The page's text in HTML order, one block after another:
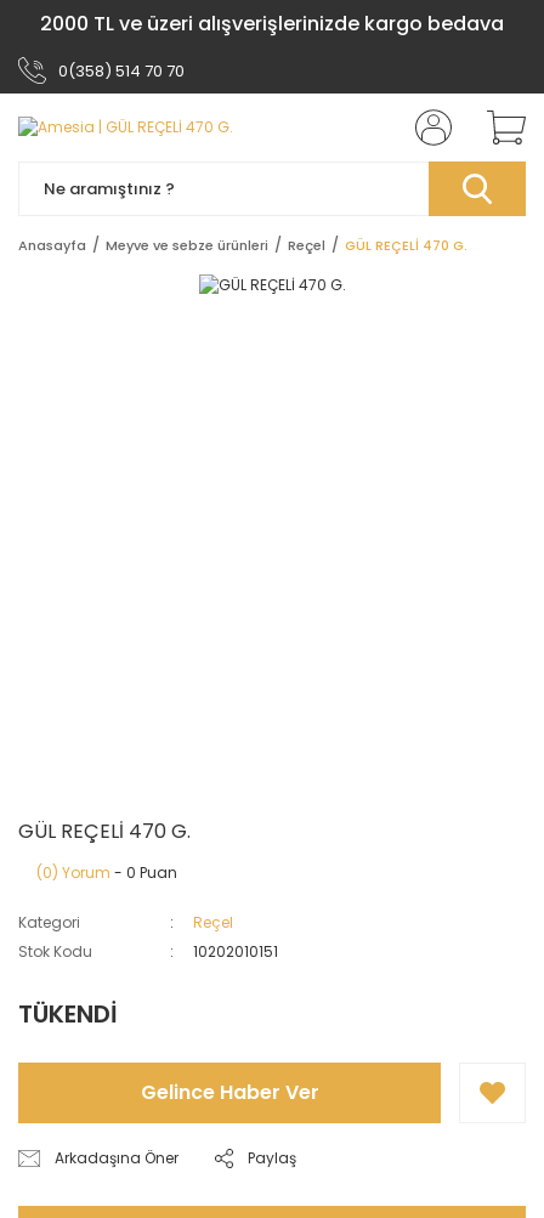
2000 TL ve üzeri alışverişlerinizde kargo bedava
0(358) 514 70 70
Anasayfa Meyve ve sebze ürünleri Reçel GÜL REÇELİ 470 G.
GÜL REÇELİ 470 G.
(0) Yorum - 0 Puan
Kategori
Reçel
Stok Kodu
10202010151
TÜKENDİ
Gelince Haber Ver
Arkadaşına Öner Paylaş